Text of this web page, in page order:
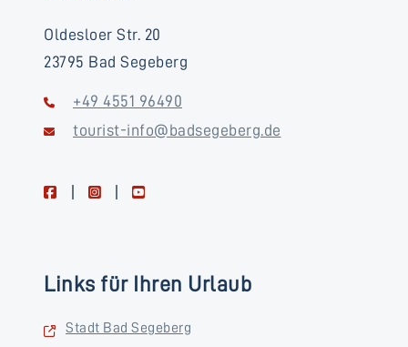
Oldesloer Str. 20
23795 Bad Segeberg
+49 4551 96490
tourist-info@badsegeberg.de
facebookinstagramyoutube
Links für Ihren Urlaub
Stadt Bad Segeberg